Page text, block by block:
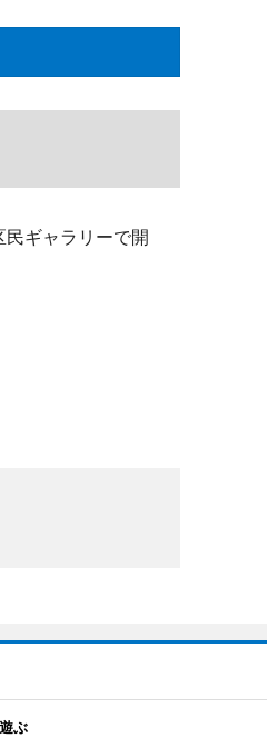
ギャラリーで開
ぶ